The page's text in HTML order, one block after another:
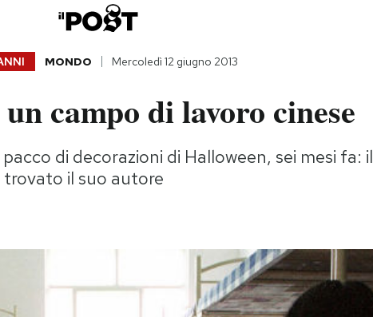
MONDO Mercoledì 12 giugno 2013
campo di lavoro cinese
di decorazioni di Halloween, sei mesi fa: il
trovato il suo autore